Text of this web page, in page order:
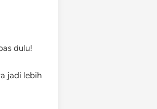
dulu!
jadi lebih